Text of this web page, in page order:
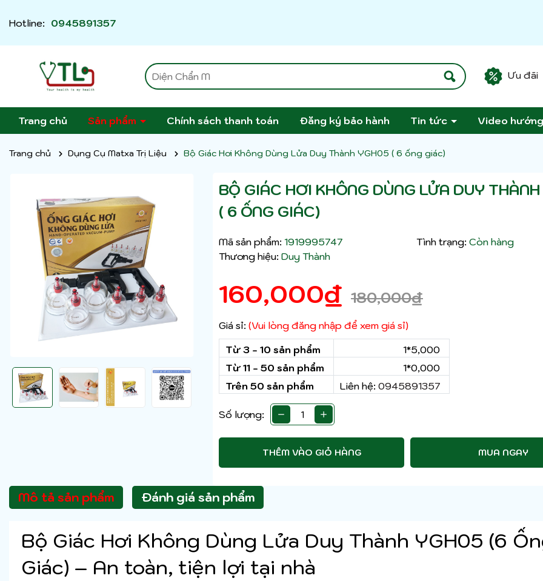
Hotline: 0945891357
Ưu đãi
Trang chủ Sản phẩm Chính sách thanh toán Đăng ký bảo hành Tin tức Video
Trang chủ Dụng Cụ Matxa Trị Liệu Bộ Giác Hơi Không Dùng Lửa Duy Thành YGH05 ( 6 ống giác)
BỘ GIÁC HƠI KHÔNG DÙNG LỬA DUY
( 6 ỐNG GIÁC)
Mã sản phẩm: 1919995747 Tình trạng: Còn hàng
Thương hiệu: Duy Thành
160,000₫ 180,000₫
Giá sỉ: (Vui lòng đăng nhập để xem giá sỉ)
Từ 3 - 10 sản phẩm
1*5,000
Từ 11 - 50 sản phẩm
1*0,000
Trên 50 sản phẩm
Liên hệ: 0945891357
Số lượng:
THÊM VÀO GIỎ HÀNG MUA NGAY
Mô tả sản phẩm Đánh giá sản phẩm
Bộ Giác Hơi Không Dùng Lửa Duy Thành YGH05 (6
Giác) – An toàn, tiện lợi tại nhà